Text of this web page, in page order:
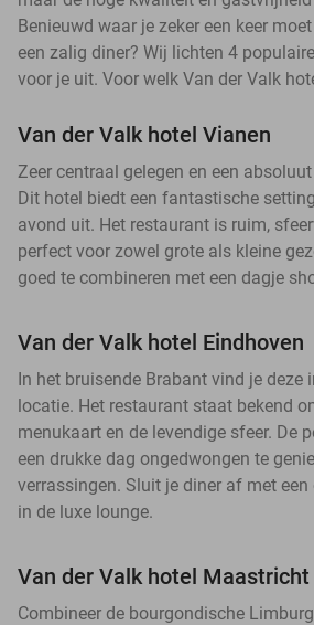
Benieuwd waar je zeker een keer
een zalig diner? Wij lichten 4
voor je uit. Voor welk Van der Valk
Van der Valk hotel Vianen
Zeer centraal gelegen en een
Dit hotel biedt een fantastische
avond uit. Het restaurant is ruim,
perfect voor zowel grote als kleine
goed te combineren met een dagje
Van der Valk hotel Eindhoven
In het bruisende Brabant vind je deze
locatie. Het restaurant staat bekend
menukaart en de levendige sfeer. De
een drukke dag ongedwongen te
verrassingen. Sluit je diner af met
in de luxe lounge.
Van der Valk hotel Maastricht
Combineer de bourgondische